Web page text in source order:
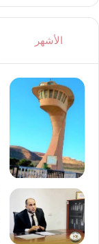
الأشهر